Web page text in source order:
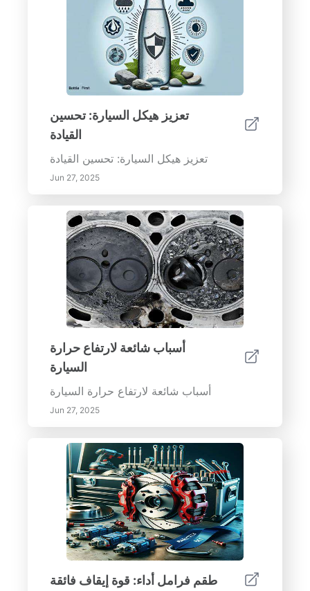
تعزيز هيكل السيارة: تحسين
القيادة
تعزيز هيكل السيارة: تحسين القيادة
Jun 27, 2025
أسباب شائعة لارتفاع حرارة
السيارة
أسباب شائعة لارتفاع حرارة السيارة
Jun 27, 2025
طقم فرامل أداء: قوة إيقاف فائقة